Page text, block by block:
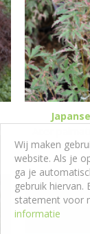
Wij maken
website. Als je
ga je
gebruik hiervan.
statement voor
informatie